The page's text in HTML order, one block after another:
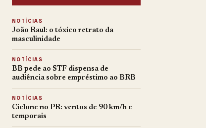
NOTÍCIAS
João Raul: o tóxico retrato da
masculinidade
NOTÍCIAS
BB pede ao STF dispensa de
audiência sobre empréstimo ao BRB
NOTÍCIAS
Ciclone no PR: ventos de 90 km/h e
temporais